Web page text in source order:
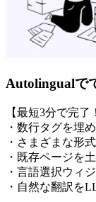
Autolingualで
【最短3分で完了
・数行タグを埋
・さまざまな形
・既存ページを
・言語選択ウィ
・自然な翻訳を